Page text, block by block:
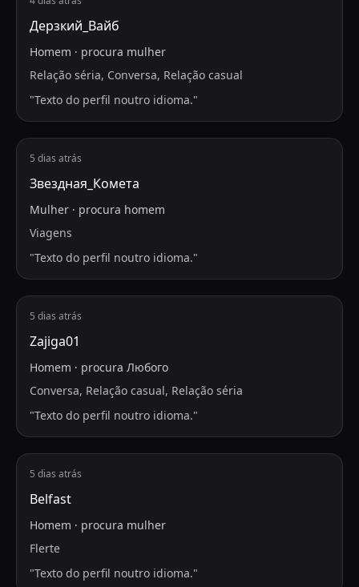
Дерзкий_Вайб
Homem · procura mulher
Relação séria, Conversa, Relação casual
"Texto do perfil noutro idioma."
5 dias atrás
Звездная_Комета
Mulher · procura homem
Viagens
"Texto do perfil noutro idioma."
5 dias atrás
Zajiga01
Homem · procura Любого
Conversa, Relação casual, Relação séria
"Texto do perfil noutro idioma."
5 dias atrás
Belfast
Homem · procura mulher
Flerte
"Texto do perfil noutro idioma."